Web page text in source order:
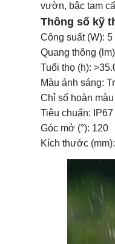
TOP 9. Đèn
TOP 10.
TOP 11.
2. Tư vấn
3. Nên chọn
4. Đánh giá
Anh Minh –
Chị Lan –
Anh
Câu 1: Lý
Câu 2: Đèn
Câu 3: Đèn
Câu 4: Đèn
vườn, bậc tam
Thông số kỹ
Công suất (W): 5
Quang thông
Tuổi thọ (h):
Màu ánh sáng:
Chỉ số hoàn
Tiêu chuẩn: IP67
Góc mở (°): 120
Kích thước